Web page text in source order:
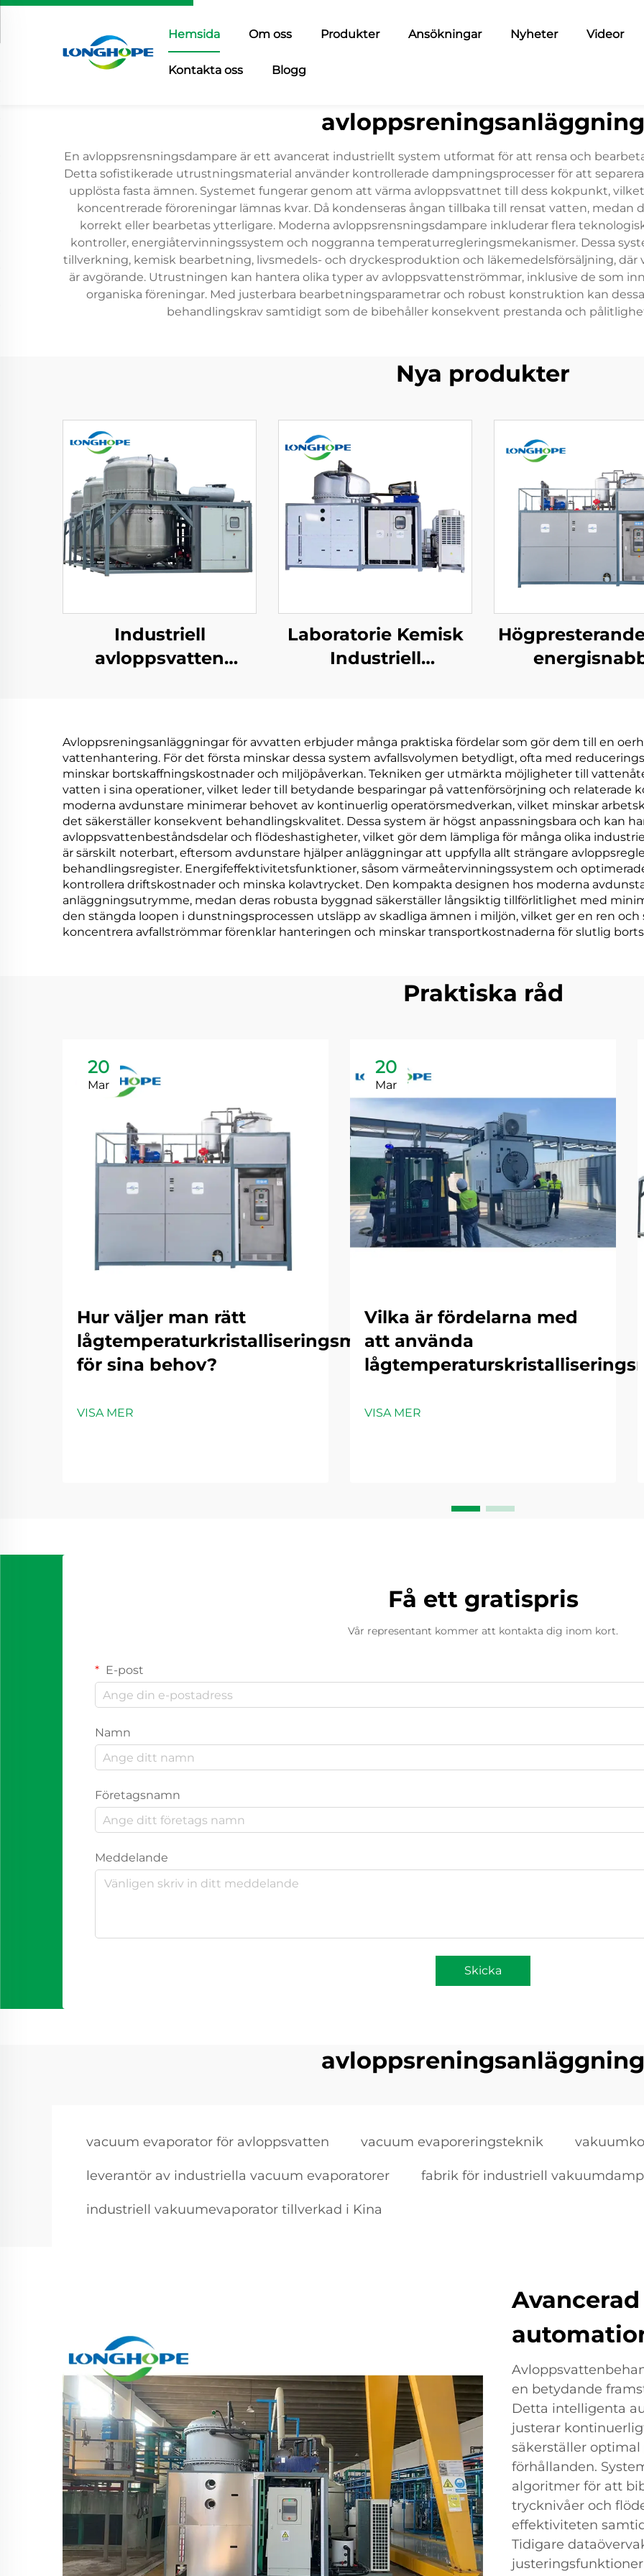
Hemsida Om oss Produkter Ansökningar Nyheter Videor
Kontakta oss Blogg
avloppsreningsanläggning
En avloppsrensningsdampare är ett avancerat industriellt system utformat för att rensa och
Detta sofistikerade utrustningsmaterial använder kontrollerade dampningsprocesser för att
upplösta fasta ämnen. Systemet fungerar genom att värma avloppsvattnet till dess kokpunkt,
koncentrerade föroreningar lämnas kvar. Då kondenseras ångan tillbaka till rensat vatten,
korrekt eller bearbetas ytterligare. Moderna avloppsrensningsdampare inkluderar flera
kontroller, energiåtervinningssystem och noggranna temperaturregleringsmekanismer. Dessa
tillverkning, kemisk bearbetning, livsmedels- och dryckesproduktion och läkemedelsförsäljning,
är avgörande. Utrustningen kan hantera olika typer av avloppsvattenströmmar, inklusive de som
organiska föreningar. Med justerbara bearbetningsparametrar och robust konstruktion kan
behandlingskrav samtidigt som de bibehåller konsekvent prestanda och
Nya produkter
Industriell
avloppsvatten
extraheringsmaskin
för noll
vätskeutsläpp ZLD
Laboratorie Kemisk
Industriell
Avloppsreningsanläggningar för avvatten erbjuder många praktiska fördelar som gör dem till en
vattenhantering. För det första minskar dessa system avfallsvolymen betydligt, ofta med
minskar bortskaffningskostnader och miljöpåverkan. Tekniken ger utmärkta möjligheter till
vatten i sina operationer, vilket leder till betydande besparingar på vattenförsörjning och relaterade
moderna avdunstare minimerar behovet av kontinuerlig operatörsmedverkan, vilket minskar
det säkerställer konsekvent behandlingskvalitet. Dessa system är högst anpassningsbara och kan
avloppsvattenbeståndsdelar och flödeshastigheter, vilket gör dem lämpliga för många olika
är särskilt noterbart, eftersom avdunstare hjälper anläggningar att uppfylla allt strängare
behandlingsregister. Energifeffektivitetsfunktioner, såsom värmeåtervinningssystem och
kontrollera driftskostnader och minska kolavtrycket. Den kompakta designen hos moderna
anläggningsutrymme, medan deras robusta byggnad säkerställer långsiktig tillförlitlighet med
den stängda loopen i dunstningsprocessen utsläpp av skadliga ämnen i miljön, vilket ger en ren
koncentrera avfallströmmar förenklar hanteringen och minskar transportkostnaderna för slutlig
Praktiska råd
20
Mar
Hur väljer man rätt
lågtemperaturkristalliseringsmaskin
för sina behov?
VISA MER
20
Mar
Vilka är fördelarna med
att använda
VISA MER
Få ett gratispris
Vår representant kommer att kontakta dig inom kort.
E-post
Namn
Företagsnamn
Meddelande
Skicka
avloppsreningsanläggning
vacuum evaporator för avloppsvatten vacuum evaporeringsteknik
leverantör av industriella vacuum evaporatorer fabrik för industriell
industriell vakuumevaporator tillverkad i Kina
en betydande
Detta intelligenta
justerar
säkerställer
förhållanden.
algoritmer för att
trycknivåer och
effektiviteten
Tidigare